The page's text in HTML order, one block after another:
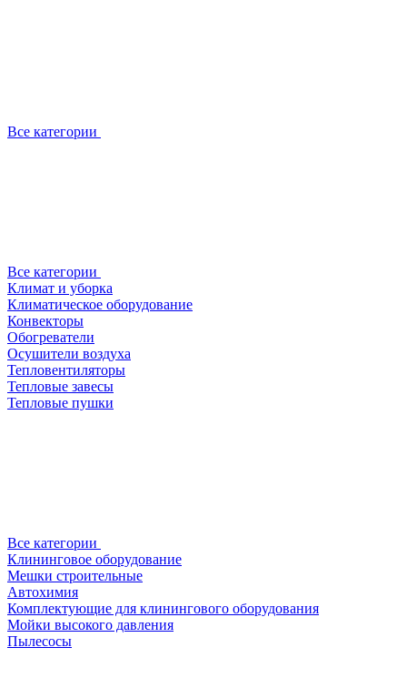
Все категории
Все категории
Климат и уборка
Климатическое оборудование
Конвекторы
Обогреватели
Осушители воздуха
Тепловентиляторы
Тепловые завесы
Тепловые пушки
Все категории
Клининговое оборудование
Мешки строительные
Автохимия
Комплектующие для клинингового оборудования
Мойки высокого давления
Пылесосы